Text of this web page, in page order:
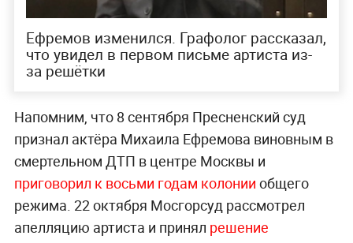
Ефремов изменился. Графолог рассказал,
что увидел в первом письме артиста из-
за решётки
Напомним, что 8 сентября Пресненский суд
признал актёра Михаила Ефремова виновным в
смертельном ДТП в центре Москвы и
приговорил к восьми годам колонии общего
режима. 22 октября Мосгорсуд рассмотрел
апелляцию артиста и принял решение